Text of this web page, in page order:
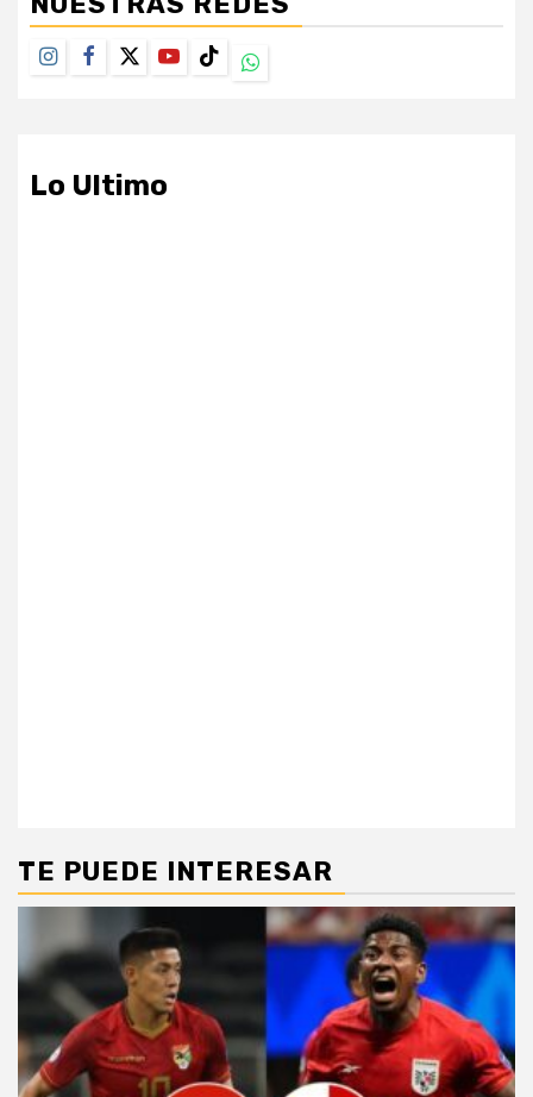
Instagram
Facebook
TwitterYoutubeTikTokWhatsapp
Lo Ultimo
TE PUEDE INTERESAR